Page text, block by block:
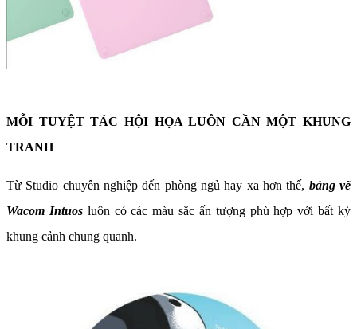
MỖI TUYỆT TÁC HỘI HỌA LUÔN CẦN MỘT KHUNG
TRANH
Từ Studio chuyên nghiệp đến phòng ngủ hay xa hơn thế, bảng vẽ
Wacom Intuosluôn có các màu săc ấn tượng phù hợp với bất kỳ
khung cảnh chung quanh.